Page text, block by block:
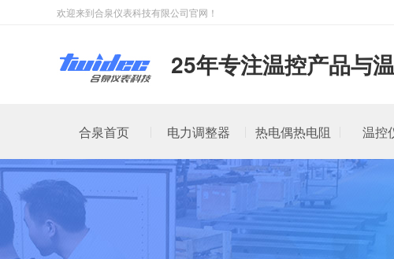
欢迎来到合泉仪表科技有限公司官网！
25年专注温控产品与
合泉首页 电力调整器 热电偶热电阻 温控